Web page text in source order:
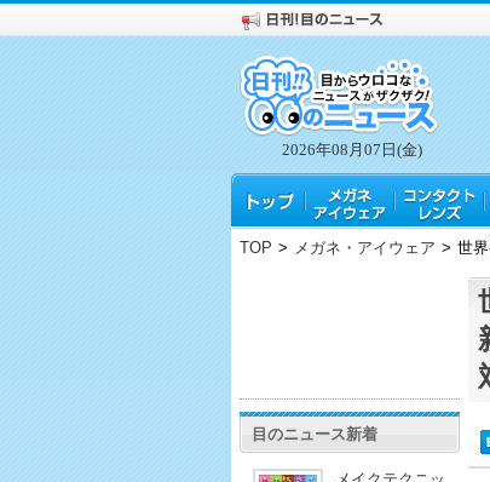
2026年08月07日(金)
TOP > メガネ・アイウェア > 世
目のニュース新着